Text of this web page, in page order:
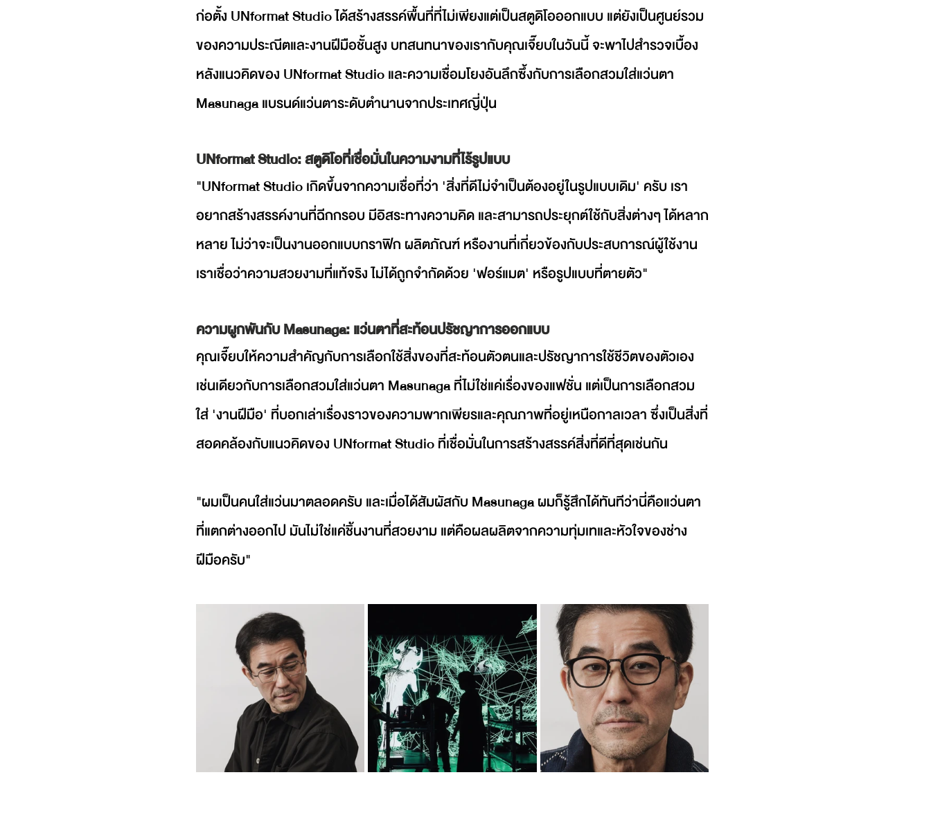
ก่อตั้ง UNformat Studio ได้สร้างสรรค์พื้นที่ที่ไม่เพียงแต่เป็นสตูดิโอออกแบบ แต่ยังเป็นศูนย์รวม
ของความประณีตและงานฝีมือชั้นสูง บทสนทนาของเรากับคุณเจี๊ยบในวันนี้ จะพาไปสำรวจเบื้อง
หลังแนวคิดของ UNformat Studio และความเชื่อมโยงอันลึกซึ้งกับการเลือกสวมใส่แว่นตา
Masunaga แบรนด์แว่นตาระดับตำนานจากประเทศญี่ปุ่น
UNformat Studio: สตูดิโอที่เชื่อมั่นในความงามที่ไร้รูปแบบ
"UNformat Studio เกิดขึ้นจากความเชื่อที่ว่า 'สิ่งที่ดีไม่จำเป็นต้องอยู่ในรูปแบบเดิม' ครับ เรา
อยากสร้างสรรค์งานที่ฉีกกรอบ มีอิสระทางความคิด และสามารถประยุกต์ใช้กับสิ่งต่างๆ ได้หลาก
หลาย ไม่ว่าจะเป็นงานออกแบบกราฟิก ผลิตภัณฑ์ หรืองานที่เกี่ยวข้องกับประสบการณ์ผู้ใช้งาน
เราเชื่อว่าความสวยงามที่แท้จริง ไม่ได้ถูกจำกัดด้วย 'ฟอร์แมต' หรือรูปแบบที่ตายตัว"
ความผูกพันกับ Masunaga: แว่นตาที่สะท้อนปรัชญาการออกแบบ
คุณเจี๊ยบให้ความสำคัญกับการเลือกใช้สิ่งของที่สะท้อนตัวตนและปรัชญาการใช้ชีวิตของตัวเอง
เช่นเดียวกับการเลือกสวมใส่แว่นตา Masunaga ที่ไม่ใช่แค่เรื่องของแฟชั่น แต่เป็นการเลือกสวม
ใส่ 'งานฝีมือ' ที่บอกเล่าเรื่องราวของความพากเพียรและคุณภาพที่อยู่เหนือกาลเวลา ซึ่งเป็นสิ่งที่
สอดคล้องกับแนวคิดของ UNformat Studio ที่เชื่อมั่นในการสร้างสรรค์สิ่งที่ดีที่สุดเช่นกัน
"ผมเป็นคนใส่แว่นมาตลอดครับ และเมื่อได้สัมผัสกับ Masunaga ผมก็รู้สึกได้ทันทีว่านี่คือแว่นตา
ที่แตกต่างออกไป มันไม่ใช่แค่ชิ้นงานที่สวยงาม แต่คือผลผลิตจากความทุ่มเทและหัวใจของช่าง
ฝีมือครับ"